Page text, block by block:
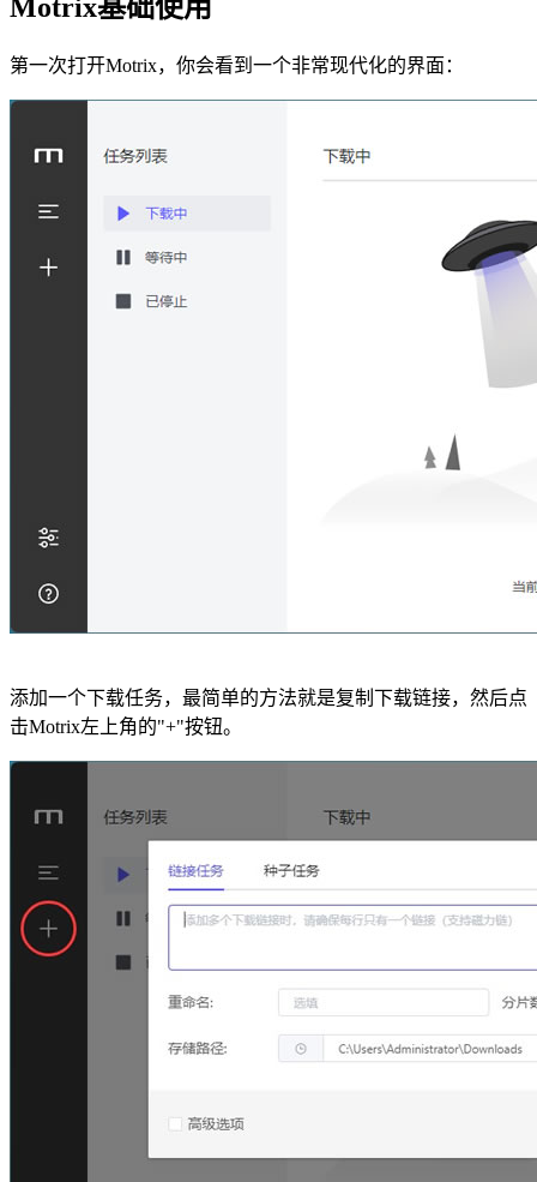
Motrix基础使用
第一次打开Motrix，你会看到一个非常现代化的界面：
添加一个下载任务，最简单的方法就是复制下载链接，然后点
击Motrix左上角的"+"按钮。